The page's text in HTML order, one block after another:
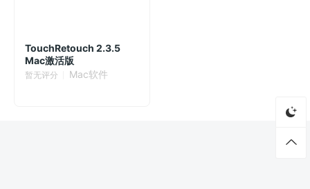
TouchRetouch 2.3.5
Mac激活版
暂无评分 Mac软件